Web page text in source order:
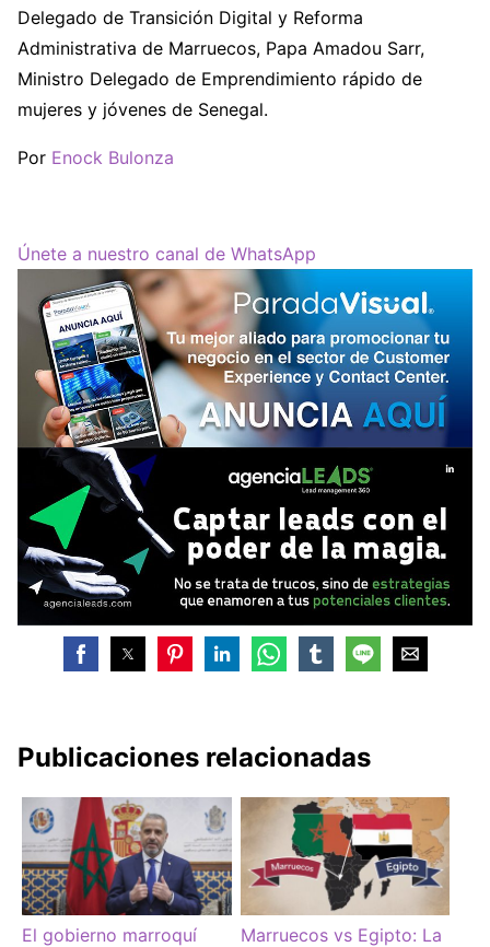
Delegado de Transición Digital y Reforma
Administrativa de Marruecos, Papa Amadou Sarr,
Ministro Delegado de Emprendimiento rápido de
mujeres y jóvenes de Senegal.
Por Enock Bulonza
Únete a nuestro canal de WhatsApp
Publicaciones relacionadas
El gobierno marroquí
Marruecos vs Egipto: La